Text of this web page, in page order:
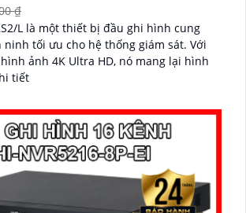
₫
L là một thiết bị đầu ghi hình cung
tối ưu cho hệ thống giám sát. Với
ảnh 4K Ultra HD, nó mang lại hình
tiết